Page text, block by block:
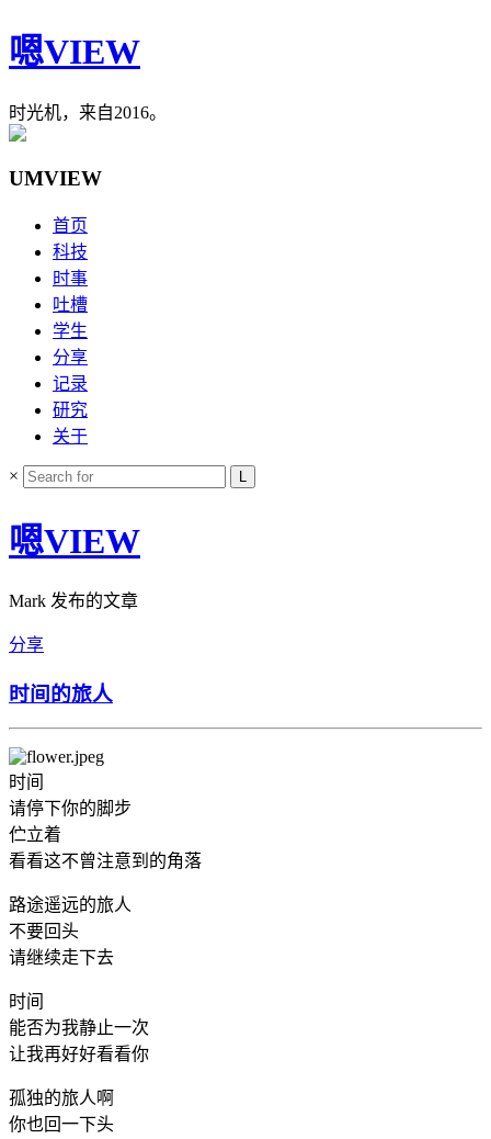
嗯VIEW
时光机，来自2016。
UMVIEW
首页
科技
时事
吐槽
学生
分享
记录
研究
关于
×
嗯VIEW
Mark 发布的文章
分享
时间的旅人
时间
请停下你的脚步
伫立着
看看这不曾注意到的角落
路途遥远的旅人
不要回头
请继续走下去
时间
能否为我静止一次
让我再好好看看你
孤独的旅人啊
你也回一下头